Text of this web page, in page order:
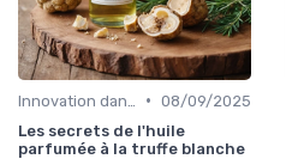
• 08/09/2025
Les secrets de l'huile
parfumée à la truffe blanche